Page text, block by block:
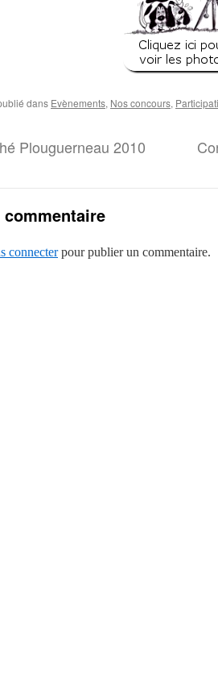
dans Evènements, Nos concours,
Plouguerneau 2010
connecterpour publier un commentaire.